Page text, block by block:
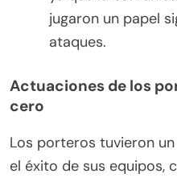
jugaron un papel
ataques.
Actuaciones de los
cero
Los porteros tuvieron
el éxito de sus equipos,